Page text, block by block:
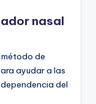
nasal
de
ayudar a las
del